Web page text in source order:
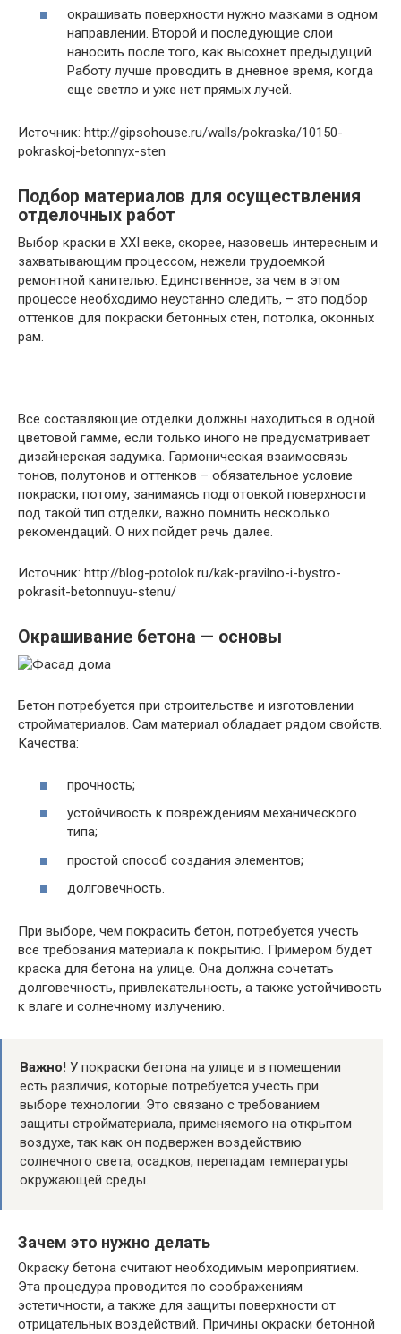
окрашивать поверхности нужно мазками в одном
направлении. Второй и последующие слои
наносить после того, как высохнет предыдущий.
Работу лучше проводить в дневное время, когда
еще светло и уже нет прямых лучей.
Источник: http://gipsohouse.ru/walls/pokraska/10150-
pokraskoj-betonnyx-sten
Подбор материалов для осуществления
отделочных работ
Выбор краски в ХХІ веке, скорее, назовешь интересным и
захватывающим процессом, нежели трудоемкой
ремонтной канителью. Единственное, за чем в этом
процессе необходимо неустанно следить, – это подбор
оттенков для покраски бетонных стен, потолка, оконных
рам.
Все составляющие отделки должны находиться в одной
цветовой гамме, если только иного не предусматривает
дизайнерская задумка. Гармоническая взаимосвязь
тонов, полутонов и оттенков – обязательное условие
покраски, потому, занимаясь подготовкой поверхности
под такой тип отделки, важно помнить несколько
рекомендаций. О них пойдет речь далее.
Источник: http://blog-potolok.ru/kak-pravilno-i-bystro-
pokrasit-betonnuyu-stenu/
Окрашивание бетона — основы
Бетон потребуется при строительстве и изготовлении
стройматериалов. Сам материал обладает рядом свойств.
Качества:
прочность;
устойчивость к повреждениям механического
типа;
простой способ создания элементов;
долговечность.
При выборе, чем покрасить бетон, потребуется учесть
все требования материала к покрытию. Примером будет
краска для бетона на улице. Она должна сочетать
долговечность, привлекательность, а также устойчивость
к влаге и солнечному излучению.
Важно! У покраски бетона на улице и в помещении
есть различия, которые потребуется учесть при
выборе технологии. Это связано с требованием
защиты стройматериала, применяемого на открытом
воздухе, так как он подвержен воздействию
солнечного света, осадков, перепадам температуры
окружающей среды.
Зачем это нужно делать
Окраску бетона считают необходимым мероприятием.
Эта процедура проводится по соображениям
эстетичности, а также для защиты поверхности от
отрицательных воздействий. Причины окраски бетонной